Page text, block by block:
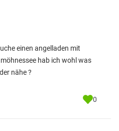
einen angelladen mit
hab ich wohl was
nähe ?
0